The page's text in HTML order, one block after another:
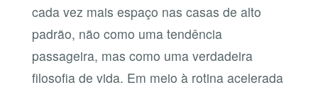
cada vez mais espaço nas casas de alto
padrão, não como uma tendência
passageira, mas como uma verdadeira
filosofia de vida. Em meio à rotina acelerada